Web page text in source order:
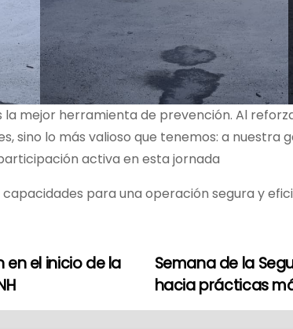
la mejor herramienta de prevención. Al
sino lo más valioso que tenemos: a nuestra
activa en esta jornada
para una operación segura y
Semana de la
hacia prácticas
el inicio de la